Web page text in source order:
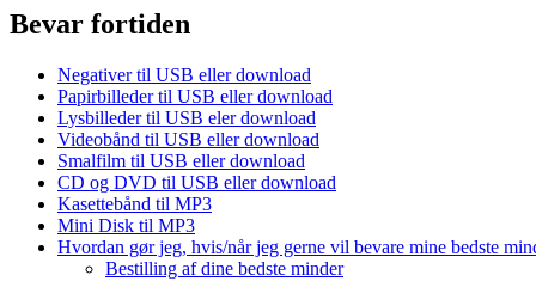
Bevar fortiden
Negativer til USB eller download
Papirbilleder til USB eller download
Lysbilleder til USB eler download
Videobånd til USB eller download
Smalfilm til USB eller download
CD og DVD til USB eller download
Kasettebånd til MP3
Mini Disk til MP3
Hvordan gør jeg, hvis/når jeg gerne vil bevare mine bedste
Bestilling af dine bedste minder